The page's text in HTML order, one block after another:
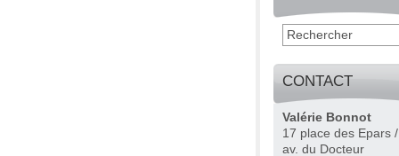
CONTACT
Valérie Bonnot
17 place des Epars
av. du Docteur